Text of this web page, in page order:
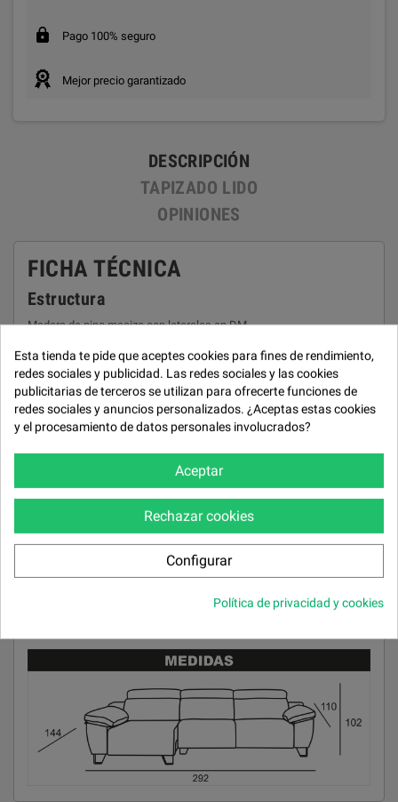
Pago 100% seguro
Mejor precio garantizado
DESCRIPCIÓN
TAPIZADO LIDO
OPINIONES
FICHA TÉCNICA
Estructura
Madera de pino macizo con laterales en DM.
Asientos
Poliuretano de 30 Kg. Sentada suave. Desenfundable con facilidad.
Altura desde suelo 43 cm. Deslizante de arrastre convertible en
cama.
Cabezal de goma espuma S.S. Riñonera de fibra siliconada 100%.
Desenfundable con facilidad.
Alturas: brazo sofá 56 cm / brazo divan 56 cm. Anchos: brazo sofá
26 cm / brazo divan 26 cm. Almohadas desenfundables con
facilidad. Fibra siliconada 100%.
Esta tienda te pide que aceptes cookies para fines de rendimiento,
redes sociales y publicidad. Las redes sociales y las cookies
publicitarias de terceros se utilizan para ofrecerte funciones de
redes sociales y anuncios personalizados. ¿Aceptas estas cookies
y el procesamiento de datos personales involucrados?
Aceptar
Rechazar cookies
Configurar
Política de privacidad y cookies